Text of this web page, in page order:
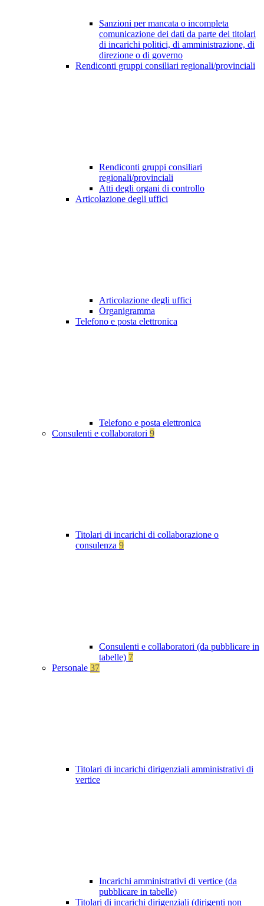
Sanzioni per mancata o incompleta
comunicazione dei dati da parte dei titolari
di incarichi politici, di amministrazione, di
direzione o di governo
Rendiconti gruppi consiliari regionali/provinciali
Rendiconti gruppi consiliari
regionali/provinciali
Atti degli organi di controllo
Articolazione degli uffici
Articolazione degli uffici
Organigramma
Telefono e posta elettronica
Telefono e posta elettronica
Consulenti e collaboratori 9
Titolari di incarichi di collaborazione o
consulenza 9
Consulenti e collaboratori (da pubblicare in
tabelle) 7
Personale 37
Titolari di incarichi dirigenziali amministrativi di
vertice
Incarichi amministrativi di vertice (da
pubblicare in tabelle)
Titolari di incarichi dirigenziali (dirigenti non